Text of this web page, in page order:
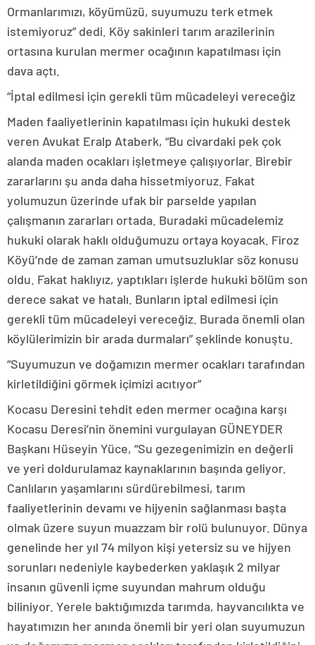
Ormanlarımızı, köyümüzü, suyumuzu terk etmek
istemiyoruz” dedi. Köy sakinleri tarım arazilerinin
ortasına kurulan mermer ocağının kapatılması için
dava açtı.
“İptal edilmesi için gerekli tüm mücadeleyi vereceğiz
Maden faaliyetlerinin kapatılması için hukuki destek
veren Avukat Eralp Ataberk, “Bu civardaki pek çok
alanda maden ocakları işletmeye çalışıyorlar. Birebir
zararlarını şu anda daha hissetmiyoruz. Fakat
yolumuzun üzerinde ufak bir parselde yapılan
çalışmanın zararları ortada. Buradaki mücadelemiz
hukuki olarak haklı olduğumuzu ortaya koyacak. Firoz
Köyü’nde de zaman zaman umutsuzluklar söz konusu
oldu. Fakat haklıyız, yaptıkları işlerde hukuki bölüm son
derece sakat ve hatalı. Bunların iptal edilmesi için
gerekli tüm mücadeleyi vereceğiz. Burada önemli olan
köylülerimizin bir arada durmaları” şeklinde konuştu.
“Suyumuzun ve doğamızın mermer ocakları tarafından
kirletildiğini görmek içimizi acıtıyor”
Kocasu Deresini tehdit eden mermer ocağına karşı
Kocasu Deresi’nin önemini vurgulayan GÜNEYDER
Başkanı Hüseyin Yüce, “Su gezegenimizin en değerli
ve yeri doldurulamaz kaynaklarının başında geliyor.
Canlıların yaşamlarını sürdürebilmesi, tarım
faaliyetlerinin devamı ve hijyenin sağlanması başta
olmak üzere suyun muazzam bir rolü bulunuyor. Dünya
genelinde her yıl 74 milyon kişi yetersiz su ve hijyen
sorunları nedeniyle kaybederken yaklaşık 2 milyar
insanın güvenli içme suyundan mahrum olduğu
biliniyor. Yerele baktığımızda tarımda, hayvancılıkta ve
hayatımızın her anında önemli bir yeri olan suyumuzun